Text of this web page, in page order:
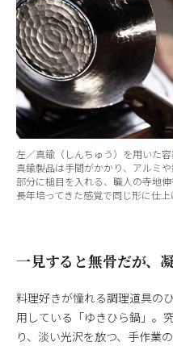
左／真鍮（しんちゅう）を用いた容
真鍮製品は手間がかかり、アルミ
部分に槌目を入れる、職人の寺地
長年培ってきた感覚で同じ形に仕上
一見すると無骨だが、
料理好きが憧れる調理道具の
用している「ゆきひら鍋」。
り、淡い光沢を放つ、手作業